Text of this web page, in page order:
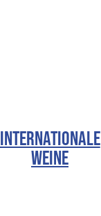
INTERNATIONALE
WEINE